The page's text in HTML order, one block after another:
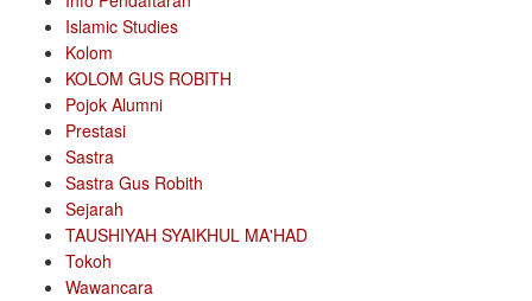
Islamic Studies
Kolom
KOLOM GUS ROBITH
Pojok Alumni
Prestasi
Sastra
Sastra Gus Robith
Sejarah
TAUSHIYAH SYAIKHUL MA'HAD
Tokoh
Wawancara